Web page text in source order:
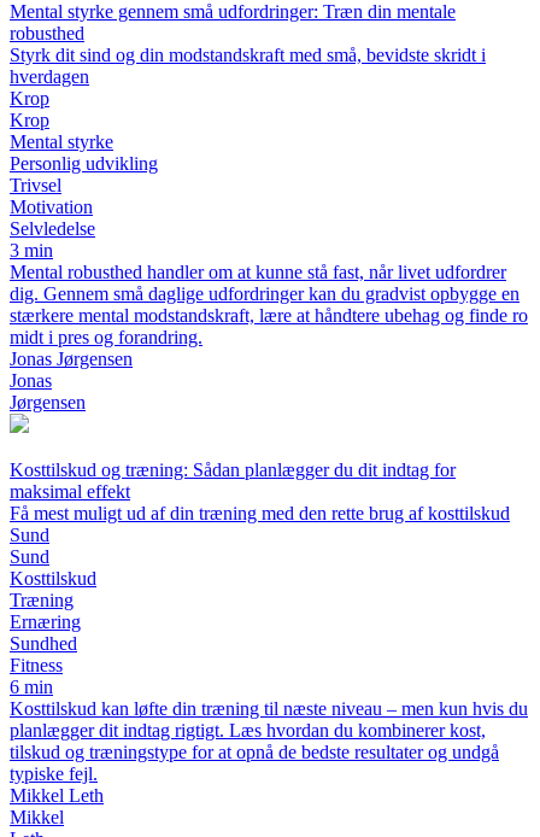
Mental styrke gennem små udfordringer: Træn din mentale
robusthed
Styrk dit sind og din modstandskraft med små, bevidste skridt i
hverdagen
Krop
Krop
Mental styrke
Personlig udvikling
Trivsel
Motivation
Selvledelse
3 min
Mental robusthed handler om at kunne stå fast, når livet udfordrer
dig. Gennem små daglige udfordringer kan du gradvist opbygge en
stærkere mental modstandskraft, lære at håndtere ubehag og finde ro
midt i pres og forandring.
Jonas Jørgensen
Jonas
Jørgensen
Kosttilskud og træning: Sådan planlægger du dit indtag for
maksimal effekt
Få mest muligt ud af din træning med den rette brug af kosttilskud
Sund
Sund
Kosttilskud
Træning
Ernæring
Sundhed
Fitness
6 min
Kosttilskud kan løfte din træning til næste niveau – men kun hvis du
planlægger dit indtag rigtigt. Læs hvordan du kombinerer kost,
tilskud og træningstype for at opnå de bedste resultater og undgå
typiske fejl.
Mikkel Leth
Mikkel